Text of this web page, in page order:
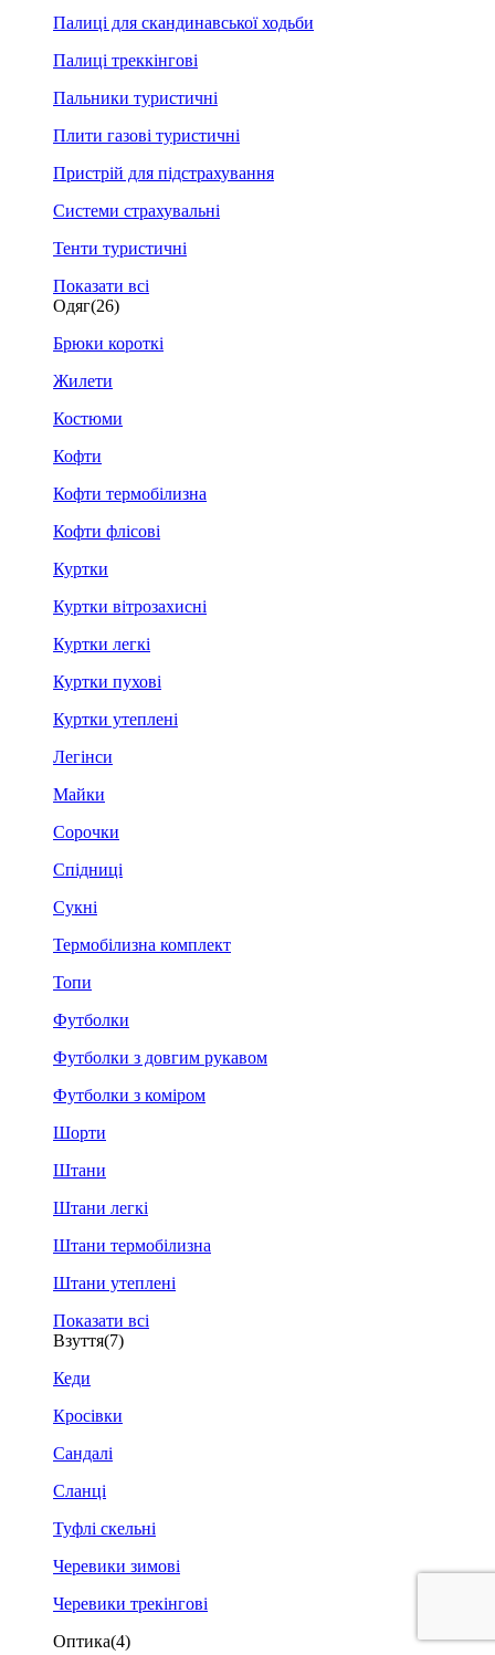
Палиці для скандинавської ходьби
Палиці треккінгові
Пальники туристичні
Плити газові туристичні
Пристрій для підстрахування
Системи страхувальні
Тенти туристичні
Показати всі
Одяг(26)
Брюки короткі
Жилети
Костюми
Кофти
Кофти термобілизна
Кофти флісові
Куртки
Куртки вітрозахисні
Куртки легкі
Куртки пухові
Куртки утеплені
Легінси
Майки
Сорочки
Спідниці
Сукні
Термобілизна комплект
Топи
Футболки
Футболки з довгим рукавом
Футболки з коміром
Шорти
Штани
Штани легкі
Штани термобілизна
Штани утеплені
Показати всі
Взуття(7)
Кеди
Кросівки
Сандалі
Сланці
Туфлі скельні
Черевики зимові
Черевики трекінгові
Оптика(4)